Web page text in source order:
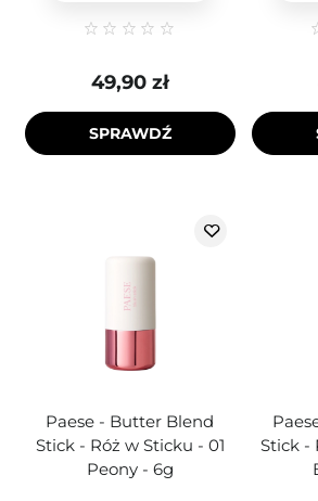
49,90 zł
SPRAWDŹ
Paese - Butter Blend
Stick - Róż w Sticku - 01
Peony - 6g
Stick -